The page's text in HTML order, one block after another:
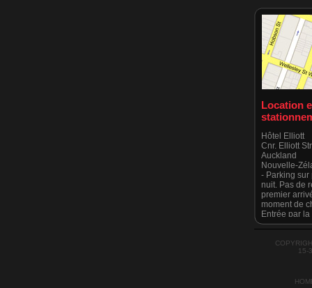
Location
Hôtel Elliott
Cnr. Elliott
Auckland
Nouvelle-
- Parking
nuit. Pas de
premier
moment de
Entrée par
des rues
Street est
15-